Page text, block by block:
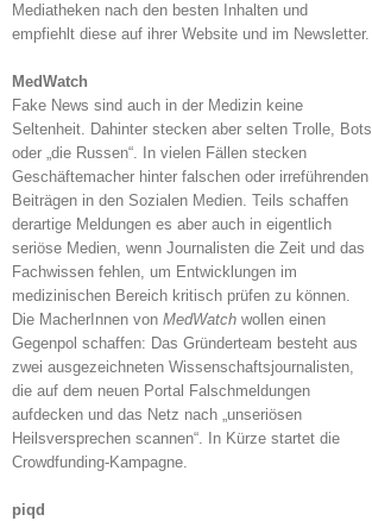
Mediatheken nach den besten Inhalten und
empfiehlt diese auf ihrer Website und im Newsletter.
MedWatch
Fake News sind auch in der Medizin keine
Seltenheit. Dahinter stecken aber selten Trolle, Bots
oder „die Russen“. In vielen Fällen stecken
Geschäftemacher hinter falschen oder irreführenden
Beiträgen in den Sozialen Medien. Teils schaffen
derartige Meldungen es aber auch in eigentlich
seriöse Medien, wenn Journalisten die Zeit und das
Fachwissen fehlen, um Entwicklungen im
medizinischen Bereich kritisch prüfen zu können.
Die MacherInnen von MedWatch wollen einen
Gegenpol schaffen: Das Gründerteam besteht aus
zwei ausgezeichneten Wissenschaftsjournalisten,
die auf dem neuen Portal Falschmeldungen
aufdecken und das Netz nach „unseriösen
Heilsversprechen scannen“. In Kürze startet die
Crowdfunding-Kampagne.
piqd